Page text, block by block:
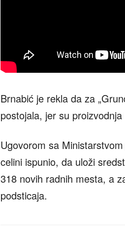
Brnabić je rekla da za
postojala, jer su
Ugovorom sa
celini ispunio, da uloži
318 novih radnih mesta, a
podsticaja.